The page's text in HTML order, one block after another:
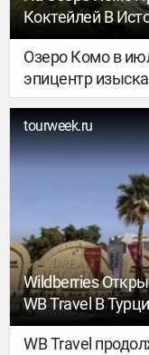
Коктейлей В
Легендарных
Озеро Комо в
эпицентр
вдохновения: с
фестиваль
историческая
атмосферный
Эстетика
искусство
порыве, а
Бармены
каждый
бокале.
tourweek.ru
Wildberries
WB Travel В
WB Travel